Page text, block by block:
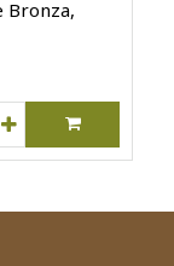
Bronza,
Bronza, 400g